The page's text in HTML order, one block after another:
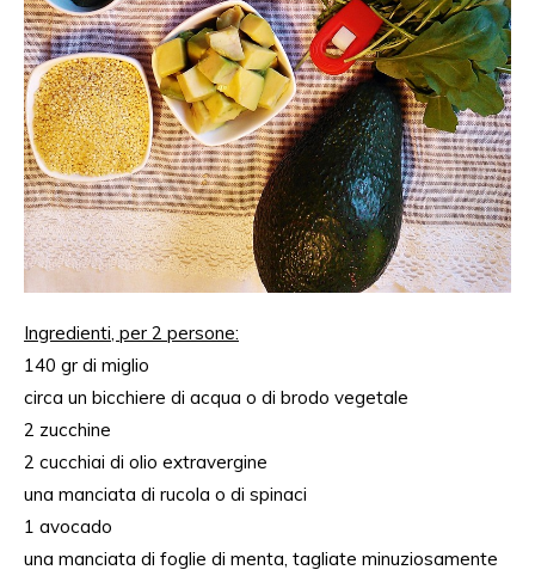
Ingredienti, per 2 persone:
140 gr di miglio
circa un bicchiere di acqua o di brodo vegetale
2 zucchine
2 cucchiai di olio extravergine
una manciata di rucola o di spinaci
1 avocado
una manciata di foglie di menta, tagliate minuziosamente